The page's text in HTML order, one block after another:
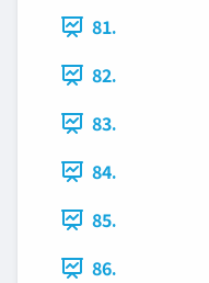
81.
82.
83.
84.
85.
86.